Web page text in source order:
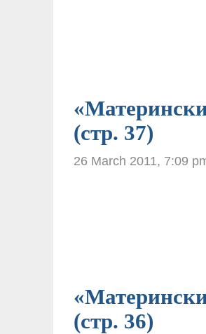
(стр. 37)
26 March 2011, 7:09
(стр. 36)